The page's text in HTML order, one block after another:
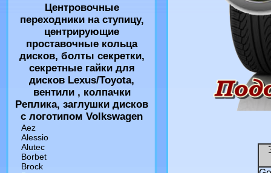
Центровочные
переходники на ступицу,
центрирующие
проставочные кольца
дисков, болты секретки,
секретные гайки для
дисков Lexus/Toyota,
вентили , колпачки
Реплика, заглушки дисков
с логотипом Volkswagen
Aez
Alessio
Alutec
Borbet
Brock